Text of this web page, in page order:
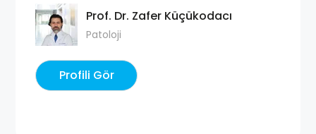
Prof. Dr. Zafer Küçükodacı
Patoloji
Profili Gör